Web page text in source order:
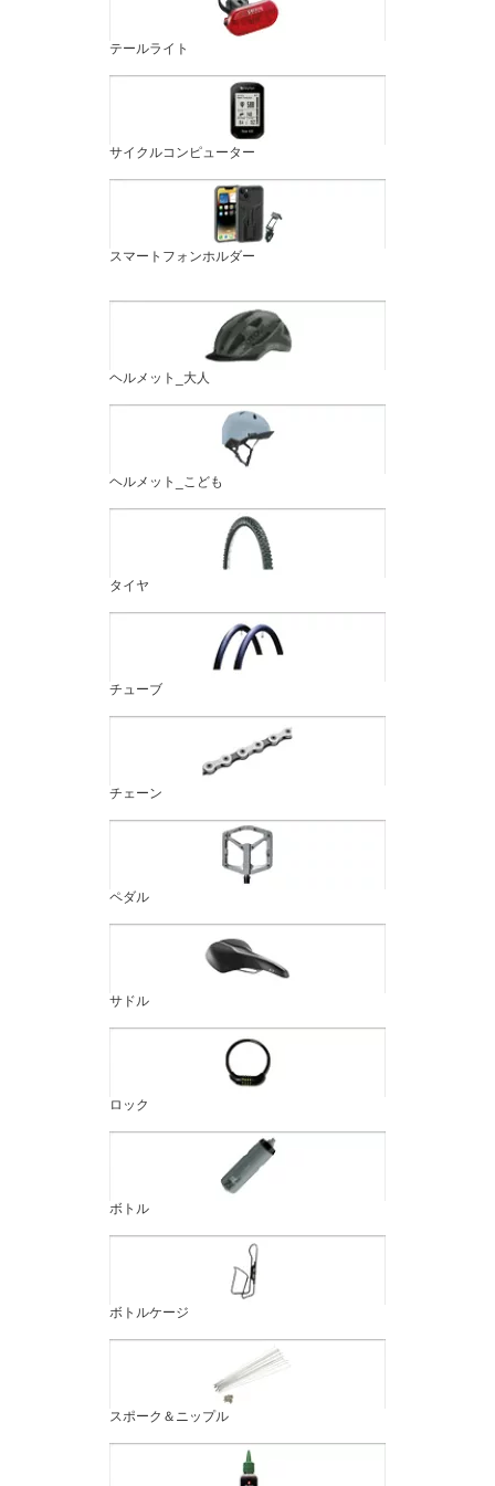
テールライト
サイクルコンピューター
スマートフォンホルダー
ヘルメット_大人
ヘルメット_こども
タイヤ
チューブ
チェーン
ペダル
サドル
ロック
ボトル
ボトルケージ
スポーク＆ニップル